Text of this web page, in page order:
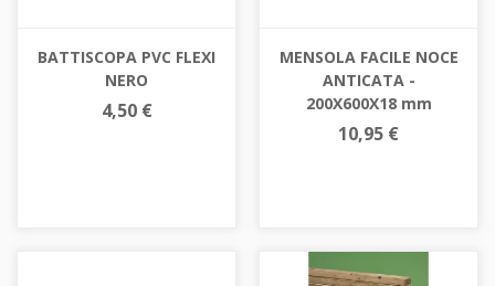
BATTISCOPA PVC FLEXI
NERO
4,50 €
MENSOLA FACILE NOCE
ANTICATA -
200X600X18 mm
10,95 €